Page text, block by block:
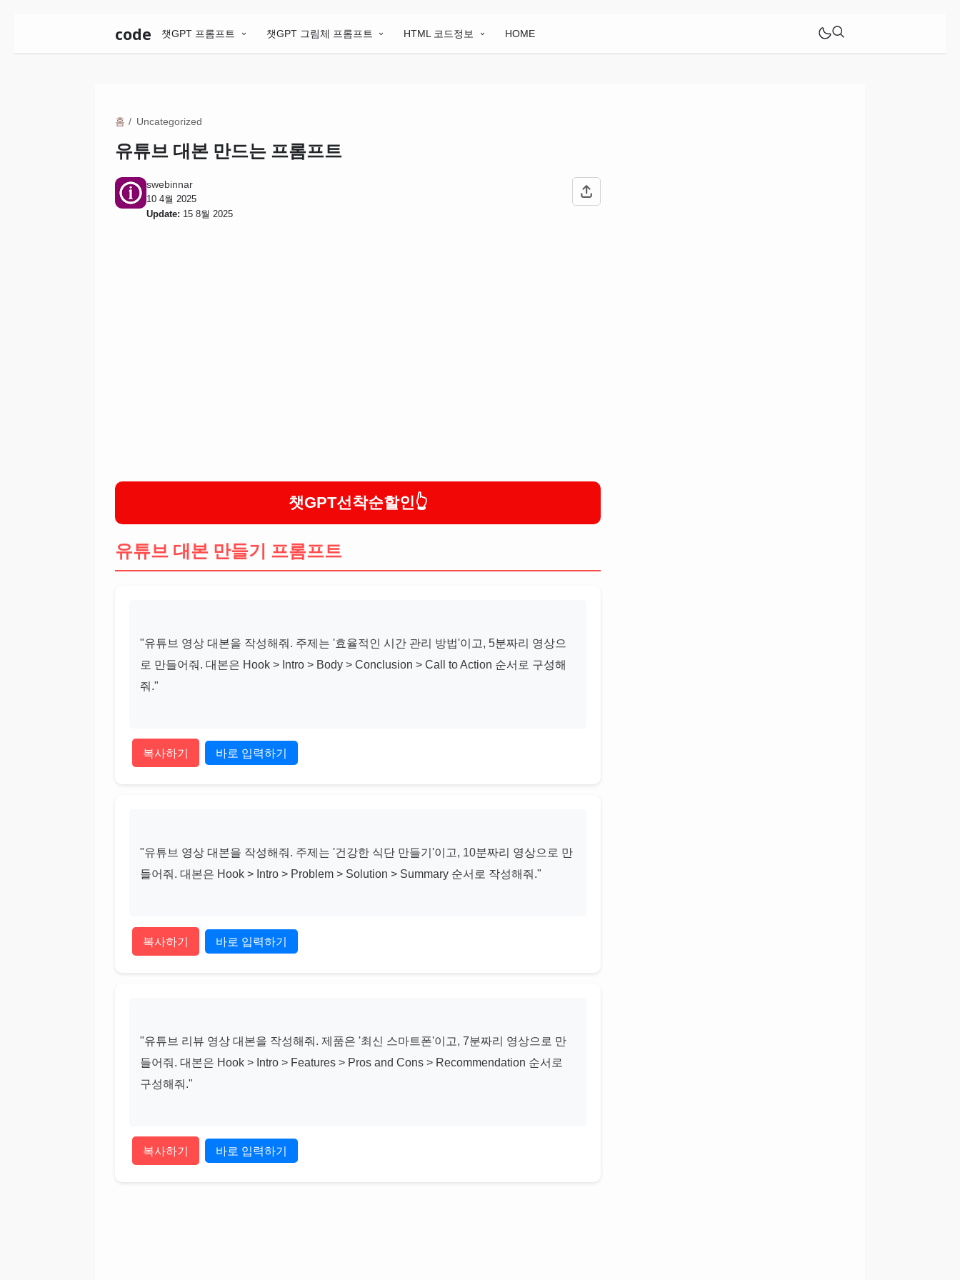
code 챗GPT 프롬프트 챗GPT 그림체 프롬프트 HTML 코드정보 HOME
홈 Uncategorized
유튜브 대본 만드는 프롬프트
swebinnar
10 4월 2025
Update: 15 8월 2025
챗GPT선착순할인
유튜브 대본 만들기 프롬프트
"유튜브 영상 대본을 작성해줘. 주제는 '효율적인 시간 관리 방법'이고, 5분짜리 영상으
로 만들어줘. 대본은 Hook > Intro > Body > Conclusion > Call to Action 순서로 구성해
줘."
복사하기 바로 입력하기
"유튜브 영상 대본을 작성해줘. 주제는 '건강한 식단 만들기'이고, 10분짜리 영상으로 만
들어줘. 대본은 Hook > Intro > Problem > Solution > Summary 순서로 작성해줘."
복사하기 바로 입력하기
"유튜브 리뷰 영상 대본을 작성해줘. 제품은 '최신 스마트폰'이고, 7분짜리 영상으로 만
들어줘. 대본은 Hook > Intro > Features > Pros and Cons > Recommendation 순서로
구성해줘."
복사하기 바로 입력하기